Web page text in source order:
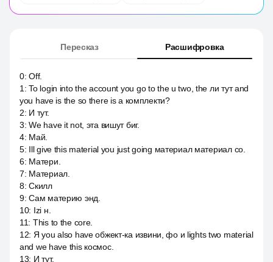
Пересказ Расшифровка
0:Off.
1 :To login into the account you go to the u two, the ли тут and
you have is the so there is a комплекти?
2: И тут.
3:We have it not, эта вишут биг.
4: Май.
5: Ill give this material you just going материал материал со.
6: Матери.
7: Материал.
8:Скилл
9:Сам материю энд.
10: Izi н.
11: This to the core.
12: Я you also have обжект-ка извини, фо и lights two material
and we have this космос.
13: И тут.